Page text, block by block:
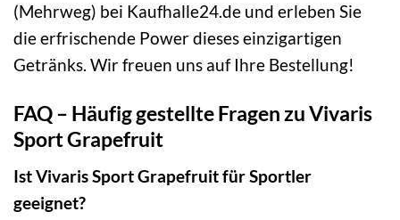
(Mehrweg) bei Kaufhalle24.de und erleben Sie
die erfrischende Power dieses einzigartigen
Getränks. Wir freuen uns auf Ihre Bestellung!
FAQ – Häufig gestellte Fragen zu Vivaris
Sport Grapefruit
Ist Vivaris Sport Grapefruit für Sportler
geeignet?